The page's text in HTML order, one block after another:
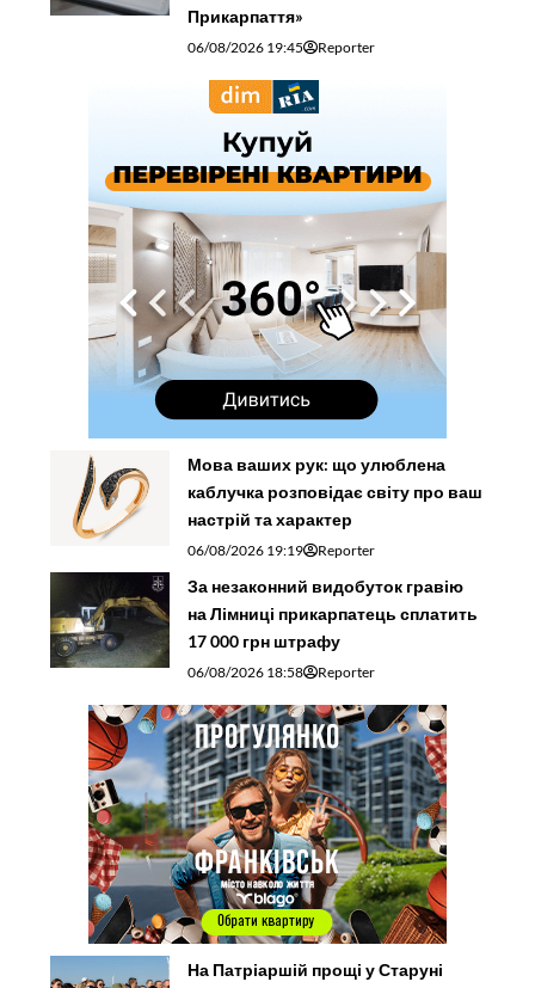
Прикарпаття»
06/08/2026 19:45 Reporter
Мова ваших рук: що улюблена
каблучка розповідає світу про ваш
настрій та характер
06/08/2026 19:19 Reporter
За незаконний видобуток гравію
на Лімниці прикарпатець сплатить
17 000 грн штрафу
06/08/2026 18:58 Reporter
На Патріаршій прощі у Старуні